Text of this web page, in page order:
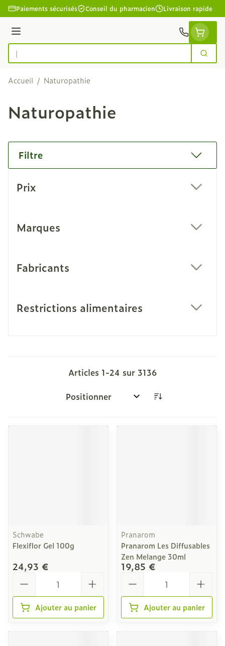
Aller au contenu
Paiements sécurisés Conseil du pharmacien Livraison rapide
Menu
Rechercher
Accueil / Naturopathie
Naturopathie
Filtre
Prix
Marques
Fabricants
Restrictions alimentaires
Articles 1-24 sur 3136
Trier par:
Schwabe
Flexiflor Gel 100g
24,93 €
Ajouter au panier
Pranarom
Pranarom Les Diffusables
Zen Melange 30ml
19,85 €
Ajouter au panier